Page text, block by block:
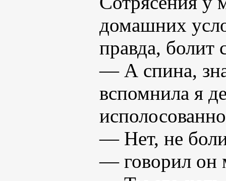
домашних
правда, болит
— А спина,
вспомнила я
— Нет, не
— говорил он